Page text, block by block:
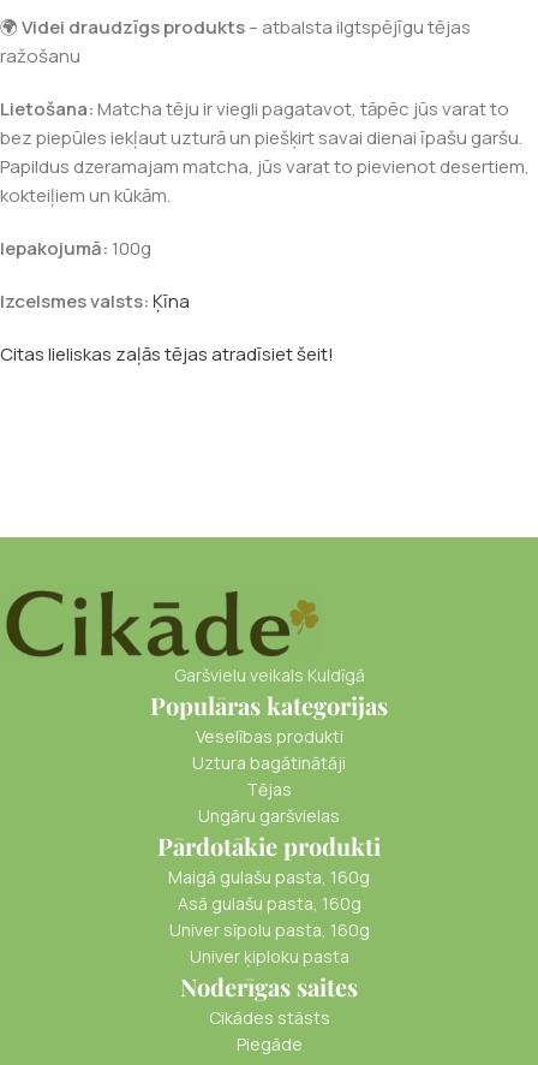
🌍Videi draudzīgs produkts– atbalsta ilgtspējīgu tējas
ražošanu
Lietošana:Matcha tēju ir viegli pagatavot, tāpēc jūs varat to
bez piepūles iekļaut uzturā un piešķirt savai dienai īpašu garšu.
Papildus dzeramajam matcha, jūs varat to pievienot desertiem,
kokteiļiem un kūkām.
Iepakojumā: 100g
Izcelsmes valsts: Ķīna
Citas lieliskas zaļās tējas atradīsiet šeit!
Garšvielu veikals Kuldīgā
Populāras kategorijas
Veselības produkti
Uztura bagātinātāji
Tējas
Ungāru garšvielas
Pārdotākie produkti
Maigā gulašu pasta, 160g
Asā gulašu pasta, 160g
Univer sīpolu pasta, 160g
Univer ķiploku pasta
Noderīgas saites
Cikādes stāsts
Piegāde